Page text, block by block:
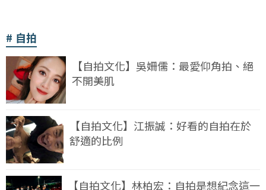
自拍
【自拍文化】吳姍儒：最愛仰角拍、絕
不開美肌
【自拍文化】江振誠：好看的自拍在於
舒適的比例
【自拍文化】林柏宏：自拍是想紀念這一